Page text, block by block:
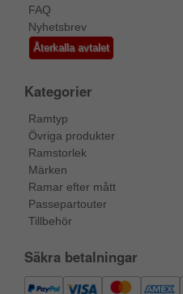
FAQ
Nyhetsbrev
Återkalla avtalet
Kategorier
Ramtyp
Övriga produkter
Ramstorlek
Märken
Ramar efter mått
Passepartouter
Tillbehör
Säkra betalningar